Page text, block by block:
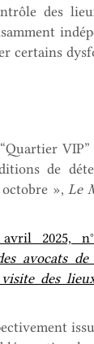
des
certains
de
», Le
2025, n°
avocats
des